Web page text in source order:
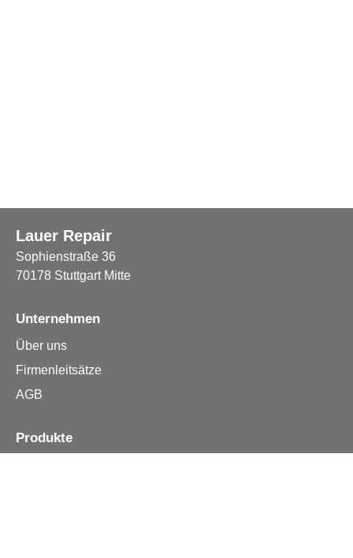
Lauer Repair
Sophienstraße 36
70178 Stuttgart Mitte
Unternehmen
Über uns
Firmenleitsätze
AGB
Produkte